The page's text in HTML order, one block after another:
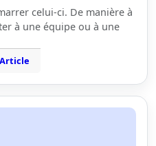
celui-ci. De manière à
à une équipe ou à une